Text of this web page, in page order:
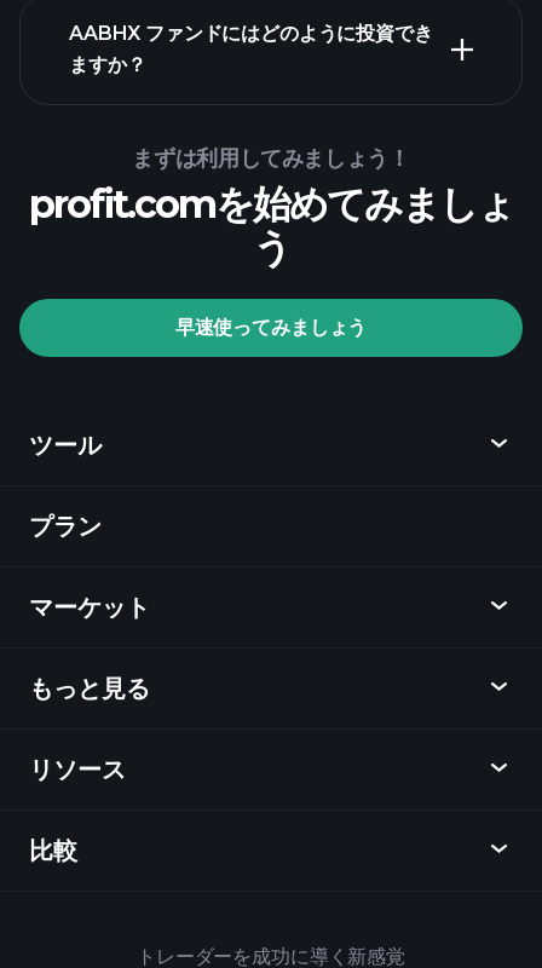
AABHX ファンドにはどのように投資でき
ますか？
Playtradeトーナメン
まずは利用してみましょう！
profit.comを始めてみましょ
う
早速使ってみましょう
ツール
ディスカバー
チャート
ニュース
ラーニングハブ
メッセンジャー
プラン
マーケット
概要
外国為替
指数
もっと見る
アフィリエイトプログラム
企業情報
リソース
ヘルプセンター
ハウスルール
比較
トレーダーを成功に導く新感覚